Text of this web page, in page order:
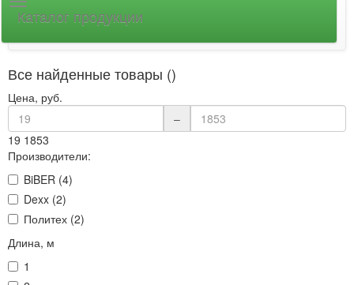
Каталог продукции
Все найденные товары ()
Цена, руб.
–
19 1853
Производители:
BiBER (4)
Dexx (2)
Политех (2)
Длина, м
1